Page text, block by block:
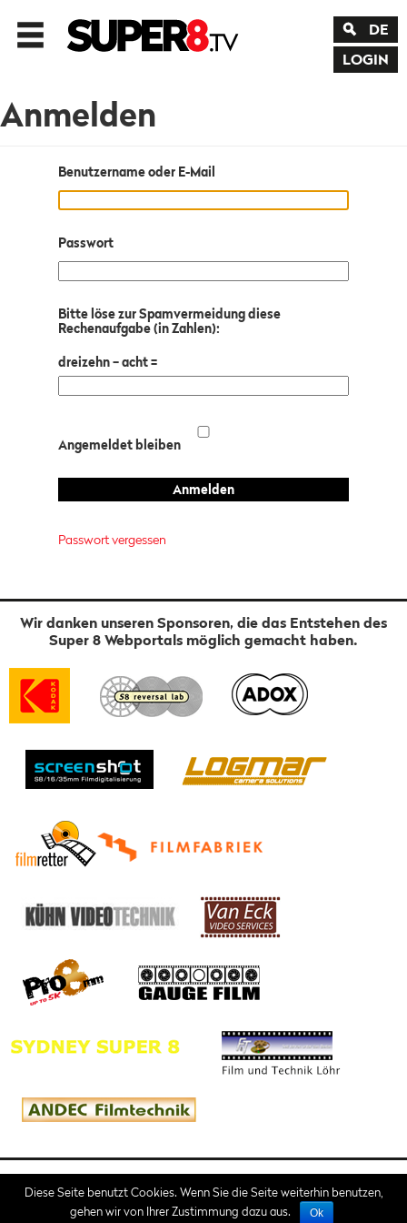
DE
LOGIN
Anmelden
Benutzername oder E-Mail
Passwort
Bitte löse zur Spamvermeidung diese
Rechenaufgabe (in Zahlen):
dreizehn − acht =
Angemeldet bleiben
Passwort vergessen
Wir danken unseren Sponsoren, die das Entstehen des
Super 8 Webportals möglich gemacht haben.
Impressum AGB
Diese Seite benutzt Cookies. Wenn Sie die Seite weiterhin benutzen,
gehen wir von Ihrer Zustimmung dazu aus.
Ok